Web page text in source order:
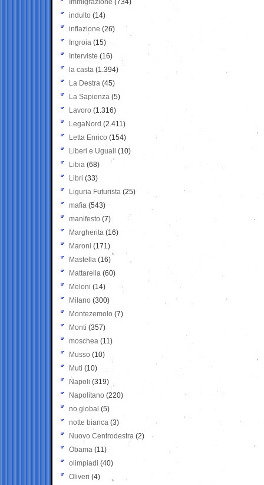
Immigrazione (734)
indulto (14)
inflazione (26)
Ingroia (15)
Interviste (16)
la casta (1.394)
La Destra (45)
La Sapienza (5)
Lavoro (1.316)
LegaNord (2.411)
Letta Enrico (154)
Liberi e Uguali (10)
Libia (68)
Libri (33)
Liguria Futurista (25)
mafia (543)
manifesto (7)
Margherita (16)
Maroni (171)
Mastella (16)
Mattarella (60)
Meloni (14)
Milano (300)
Montezemolo (7)
Monti (357)
moschea (11)
Musso (10)
Muti (10)
Napoli (319)
Napolitano (220)
no global (5)
notte bianca (3)
Nuovo Centrodestra (2)
Obama (11)
olimpiadi (40)
Oliveri (4)